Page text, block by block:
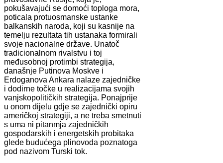
pokušavajući se domoći toploga mora,
poticala protuosmanske ustanke
balkanskih naroda, koji su kasnije na
temelju rezultata tih ustanaka formirali
svoje nacionalne države. Unatoč
tradicionalnom rivalstvu i toj
međusobnoj protimbi strategija,
današnje Putinova Moskve i
Erdoganova Ankara nalaze zajedničke
i dodirne točke u realizacijama svojih
vanjskopolitičkih strategija. Ponajprije
u onom dijelu gdje se zajednički opiru
američkoj strategiji, a ne treba smetnuti
s uma ni pitanmja zajedničkih
gospodarskih i energetskih probitaka
glede budućega plinovoda poznatoga
pod nazivom Turski tok.